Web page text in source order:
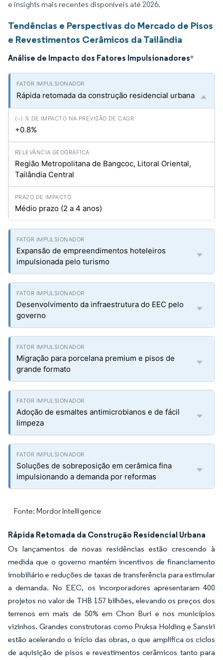
e insights mais recentes disponíveis até 2026.
Tendências e Perspectivas do Mercado de Pisos
e Revestimentos Cerâmicos da Tailândia
Análise de Impacto dos Fatores Impulsionadores*
Rápida retomada da construção residencial urbana
+0.8%
Região Metropolitana de Bangcoc, Litoral Oriental,
Tailândia Central
Médio prazo (2 a 4 anos)
Expansão de empreendimentos hoteleiros
impulsionada pelo turismo
Desenvolvimento da infraestrutura do EEC pelo
governo
Migração para porcelana premium e pisos de
grande formato
Adoção de esmaltes antimicrobianos e de fácil
limpeza
Soluções de sobreposição em cerâmica fina
impulsionando a demanda por reformas
Fonte: Mordor Intelligence
Rápida Retomada da Construção Residencial Urbana
Os lançamentos de novas residências estão crescendo à
medida que o governo mantém incentivos de financiamento
imobiliário e reduções de taxas de transferência para estimular
a demanda. No EEC, os incorporadores apresentaram 400
projetos no valor de THB 157 bilhões, elevando os preços dos
terrenos em mais de 50% em Chon Buri e nos municípios
vizinhos. Grandes construtoras como Pruksa Holding e Sansiri
estão acelerando o início das obras, o que amplifica os ciclos
de aquisição de pisos e revestimentos cerâmicos tanto para